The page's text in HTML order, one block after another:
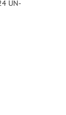
UN-